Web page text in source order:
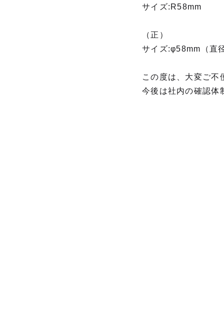
サイズ:R58mm
（正）
サイズ:φ58mm（直
この度は、大変ご不
今後は社内の確認体